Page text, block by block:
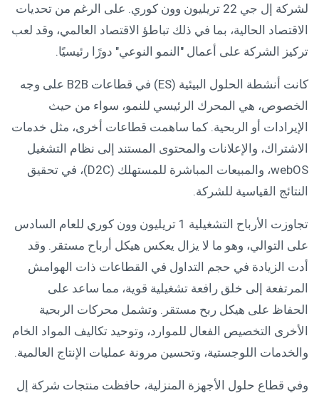
لشركة إل جي 22 تريليون وون كوري. على الرغم من تحديات
الاقتصاد الحالية، بما في ذلك تباطؤ الاقتصاد العالمي، وقد لعب
تركيز الشركة على أعمال "النمو النوعي" دورًا رئيسيًا.
كانت أنشطة الحلول البيئية (ES) في قطاعات B2B على وجه
الخصوص، هي المحرك الرئيسي للنمو، سواء من حيث
الإيرادات أو الربحية. كما ساهمت قطاعات أخرى، مثل خدمات
الاشتراك، والإعلانات والمحتوى المستند إلى نظام التشغيل
webOS، والمبيعات المباشرة للمستهلك (D2C)، في تحقيق
النتائج القياسية للشركة.
تجاوزت الأرباح التشغيلية 1 تريليون وون كوري للعام السادس
على التوالي، وهو ما لا يزال يعكس هيكل أرباح مستقر. وقد
أدت الزيادة في حجم التداول في القطاعات ذات الهوامش
المرتفعة إلى خلق رافعة تشغيلية قوية، مما ساعد على
الحفاظ على هيكل ربح مستقر. وتشمل محركات الربحية
الأخرى التخصيص الفعال للموارد، وتوحيد تكاليف المواد الخام
والخدمات اللوجستية، وتحسين مرونة عمليات الإنتاج العالمية.
وفي قطاع حلول الأجهزة المنزلية، حافظت منتجات شركة إل